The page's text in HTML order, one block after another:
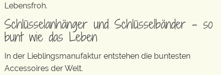
Lebensfroh.
Schlüsselanhänger und Schlüsselbänder – so
bunt wie das Leben
In der Lieblingsmanufaktur entstehen die buntesten
Accessoires der Welt.